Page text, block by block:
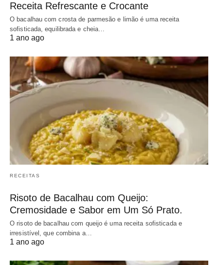
Receita Refrescante e Crocante
O bacalhau com crosta de parmesão e limão é uma receita
sofisticada, equilibrada e cheia…
1 ano ago
RECEITAS
Risoto de Bacalhau com Queijo:
Cremosidade e Sabor em Um Só Prato.
O risoto de bacalhau com queijo é uma receita sofisticada e
irresistível, que combina a…
1 ano ago